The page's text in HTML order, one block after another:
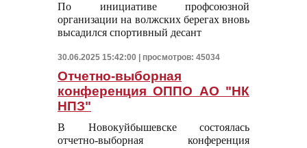
По инициативе профсоюзной
организации на волжских берегах вновь
высадился спортивный десант
30.06.2025 15:42:00 | просмотров: 45034
Отчетно-выборная
конференция ОППО АО "НК
НПЗ"
В Новокуйбышевске состоялась
отчетно-выборная конференция